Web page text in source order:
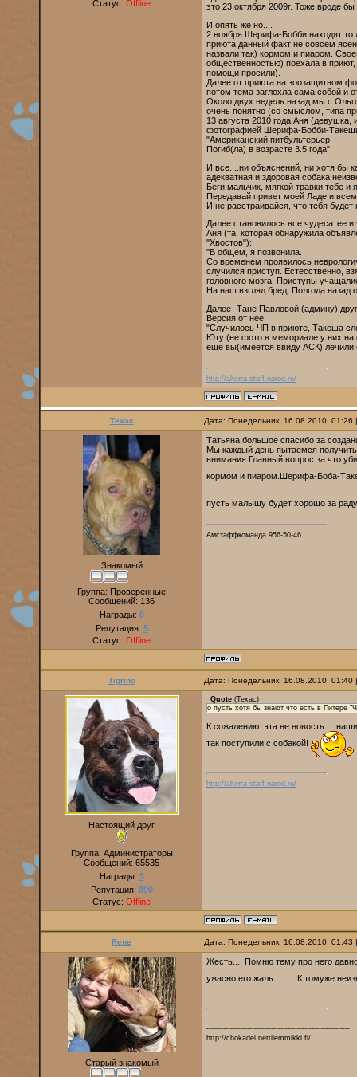
Статус: Offline
это 23 октября 2009г. Тоже вроде
И опять же но....
2 ноября Шерифа-Бобби находят то
приюта данный факт не совсем
назвали так) кормом и пиаром.
общественностью) поехала в
помощи просили).
Далее от приюта на зоозащитном
потом тема заглохла сама собой и
Около двух недель назад мы с
очень понятно (со смыслом, типа
13 августа 2010 года Аня
фотографией Шерифа-Бобби-
"Американский питбультерьер
Погиб(ла) в возрасте 3.5 года"
И все....ни объяснений, ни хотя бы
адекватная и здоровая собака
Беги мальчик, мягкой травки тебе и
Передавай привет моей Ладе и
И не расстраивайся, что тебя
Далее становилось все чудесатее и
Аня (та, которая обнаружила
"Хвостов"):
"В общем, я позвонила.
Со временем проявилось
случился приступ. Естесственно,
головного мозга. Приступы
На наш взгляд бред. Полгода
Далее- Тане Павловой (админу)
Версия от нее:
"Случилось ЧП в приюте, Такеша
Юту (ее фото в мемориале у них на
еще вы(имеется ввиду АСК) лечили
http://alterra-staff.narod.ru/
Техас Дата: Понедельник, 16.08.2010,
Знакомый
Группа: Проверенные
Сообщений: 136
Награды: 0
Репутация: 5
Статус: Offline
Татьяна,большое спасибо за
Мы каждый день пытаемся
внимания.Главный вопрос за что
кормом и пиаром.Шерифа-Боба-
пусть малышу будет хорошо за
Амстаффкоманда 956-50-46
Tigrino Дата: Понедельник, 16.08.2010,
Настоящий друг
Группа: Администраторы
Сообщений: 65535
Награды: 3
Репутация: 890
Статус: Offline
Quote (Техас)
о пусть хотя бы знают что есть в
К сожалению..эта не новость....
так поступили с собакой!
http://alterra-staff.narod.ru/
Rene Дата: Понедельник, 16.08.2010,
Старый знакомый
Жесть.... Помню тему про него
ужасно его жаль......... К томуже
------------------------------------------------------------
http://chokadei.nettilemmikki.fi/